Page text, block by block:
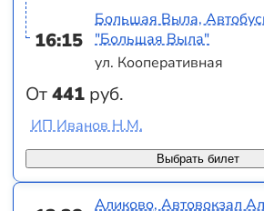
16:15
От441 руб.
Большая Выла,
"Большая Выла"
ул. Кооперативная
Выбрать билет
ИП Иванов Н.М.
Аликово, Автовокзал